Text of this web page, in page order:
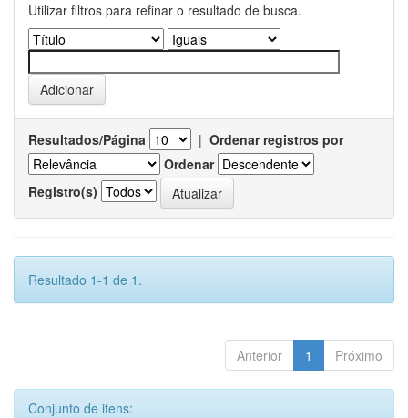
Utilizar filtros para refinar o resultado de busca.
Resultados/Página | Ordenar registros por
Ordenar
Registro(s)
Resultado 1-1 de 1.
Anterior 1 Próximo
Conjunto de itens: